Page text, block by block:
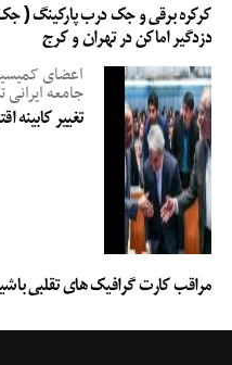
کرکره برقی و جک درب پارکینگ ( جک
دزدگیر اماکن در تهران و کرج
اعضای
جامعه
تغییر کابینه
مراقب کارت گرافیک های تقلبی